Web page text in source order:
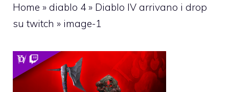
Home » diablo 4 » Diablo IV arrivano i drop
su twitch » image-1